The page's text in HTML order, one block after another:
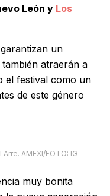
León y Los
un
atraerán a
el festival como un
de este género
AMEXI/FOTO: IG
muy bonita